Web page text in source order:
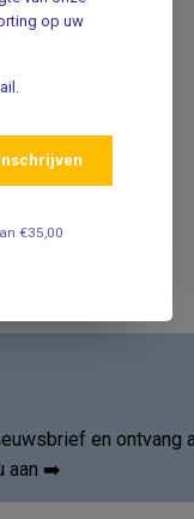
en ontvang
aan ➡️
op uw
€35,00